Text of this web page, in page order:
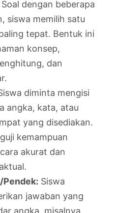
Soal dengan beberapa
siswa memilih satu
tepat. Bentuk ini
konsep,
dan
diminta mengisi
angka, kata, atau
yang disediakan.
kemampuan
akurat dan
Pendek: Siswa
jawaban yang
angka, misalnya